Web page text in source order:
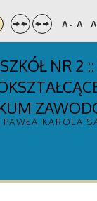
A- A A
NR 2
KAROLA